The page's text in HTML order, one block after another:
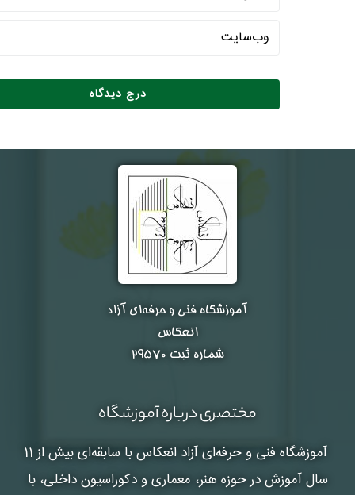
آموزشگاه فنی و حرفه‌ای آزاد
انعکاس
شماره ثبت ۲۹۵۷۰
مختصری درباره آموزشگاه
آموزشگاه فنی و حرفه‌ای آزاد انعکاس
با سابقه‌ای بیش از 11
سال آموزش در حوزه هنر، معماری و دکوراسیون داخلی، با